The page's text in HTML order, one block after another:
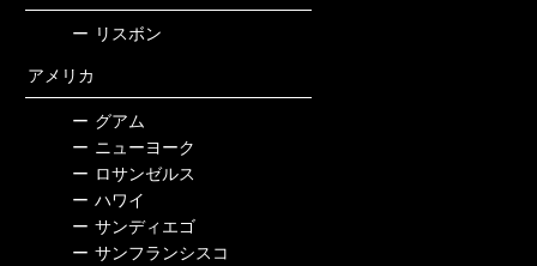
ー リスボン
アメリカ
ー グアム
ー ニューヨーク
ー ロサンゼルス
ー ハワイ
ー サンディエゴ
ー サンフランシスコ